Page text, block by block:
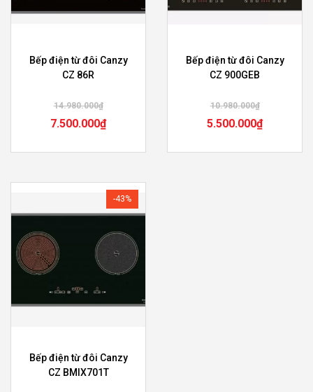
Bếp điện từ đôi Canzy
CZ 86R
14.980.000₫
7.500.000₫
Bếp điện từ đôi Canzy
CZ 900GEB
10.980.000₫
5.500.000₫
-43%
Bếp điện từ đôi Canzy
CZ BMIX701T